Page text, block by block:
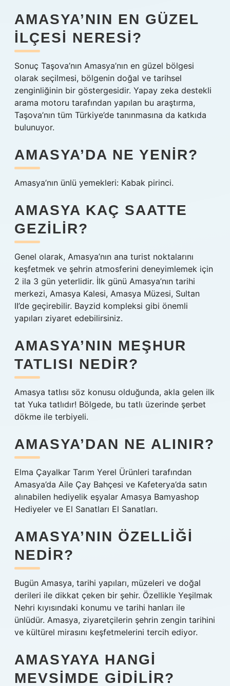
AMASYA’NIN EN GÜZEL
ILÇESI NERESI?
Sonuç Taşova’nın Amasya’nın en güzel bölgesi
olarak seçilmesi, bölgenin doğal ve tarihsel
zenginliğinin bir göstergesidir. Yapay zeka destekli
arama motoru tarafından yapılan bu araştırma,
Taşova’nın tüm Türkiye’de tanınmasına da katkıda
bulunuyor.
AMASYA’DA NE YENIR?
Amasya’nın ünlü yemekleri: Kabak pirinci.
AMASYA KAÇ SAATTE
GEZILIR?
Genel olarak, Amasya’nın ana turist noktalarını
keşfetmek ve şehrin atmosferini deneyimlemek için
2 ila 3 gün yeterlidir. İlk günü Amasya’nın tarihi
merkezi, Amasya Kalesi, Amasya Müzesi, Sultan
II’de geçirebilir. Bayzid kompleksi gibi önemli
yapıları ziyaret edebilirsiniz.
AMASYA’NIN MEŞHUR
TATLISI NEDIR?
Amasya tatlısı söz konusu olduğunda, akla gelen ilk
tat Yuka tatlıdır! Bölgede, bu tatlı üzerinde şerbet
dökme ile terbiyeli.
AMASYA’DAN NE ALINIR?
Elma Çayalkar Tarım Yerel Ürünleri tarafından
Amasya’da Aile Çay Bahçesi ve Kafeterya’da satın
alınabilen hediyelik eşyalar Amasya Bamyashop
Hediyeler ve El Sanatları El Sanatları.
AMASYA’NIN ÖZELLIĞI
NEDIR?
Bugün Amasya, tarihi yapıları, müzeleri ve doğal
derileri ile dikkat çeken bir şehir. Özellikle Yeşilmak
Nehri kıyısındaki konumu ve tarihi hanları ile
ünlüdür. Amasya, ziyaretçilerin şehrin zengin tarihini
ve kültürel mirasını keşfetmelerini tercih ediyor.
AMASYAYA HANGI
MEVSIMDE GIDILIR?